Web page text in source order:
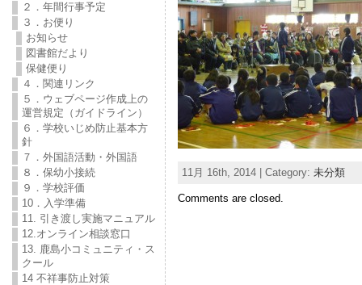
２．年間行事予定
３．お便り
お知らせ
図書館だより
保健便り
４．関連リンク
５．ウェブページ作成上の
運営規定（ガイドライン）
６．学校いじめ防止基本方
針
７．外国語活動・外国語
８．保幼小接続
９．学校評価
10．入学準備
11. 引き渡し実施マニュアル
12.オンライン相談窓口
13. 鹿島小コミュニティ・ス
クール
14 不祥事防止対策
11月 16th, 2014 | Category: 未分類
Comments are closed.